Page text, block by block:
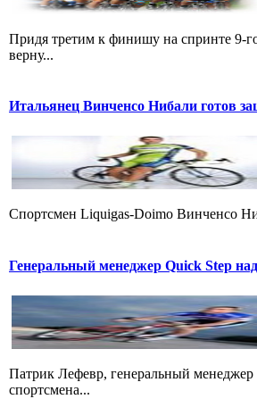
Придя третим к финишу на спринте 9-
верну...
Итальянец Винченсо Нибали готов
Cпортсмен Liquigas-Doimo Винченсо
Генеральный менеджер Quick Step
Патрик Лефевр, генеральный
спортсмена...